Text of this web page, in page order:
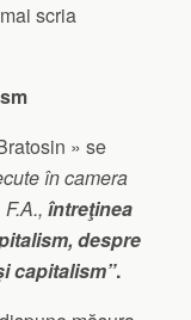
scria
» se
în camera
întreţinea
despre
capitalism”.